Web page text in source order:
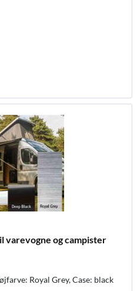
varevogne og campister
Royal Grey, Case: black